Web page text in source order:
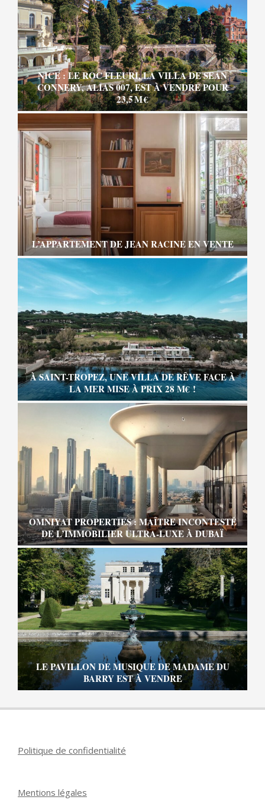
NICE : LE ROC FLEURI, LA VILLA DE SEAN
CONNERY, ALIAS 007, EST À VENDRE POUR
23,5 M €
L’APPARTEMENT DE JEAN RACINE EN VENTE
À SAINT-TROPEZ, UNE VILLA DE RÊVE FACE À
LA MER MISE À PRIX 28 M€ !
OMNIYAT PROPERTIES : MAÎTRE INCONTESTÉ
DE L’IMMOBILIER ULTRA-LUXE À DUBAÏ
LE PAVILLON DE MUSIQUE DE MADAME DU
BARRY EST À VENDRE
Politique de confidentialité
Mentions légales